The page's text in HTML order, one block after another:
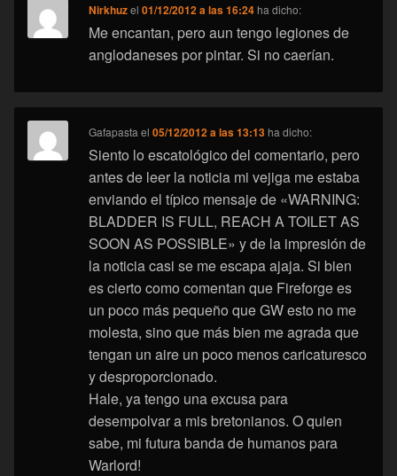
Nirkhuzel01/12/2012 a las 16:24 ha dicho:
Me encantan, pero aun tengo legiones de
anglodaneses por pintar. Si no caerían.
Gafapasta el05/12/2012 a las 13:13 ha dicho:
Siento lo escatológico del comentario, pero
antes de leer la noticia mi vejiga me estaba
enviando el típico mensaje de «WARNING:
BLADDER IS FULL, REACH A TOILET AS
SOON AS POSSIBLE» y de la impresión de
la noticia casi se me escapa ajaja. Si bien
es cierto como comentan que Fireforge es
un poco más pequeño que GW esto no me
molesta, sino que más bien me agrada que
tengan un aire un poco menos caricaturesco
y desproporcionado.
Hale, ya tengo una excusa para
desempolvar a mis bretonianos. O quien
sabe, mi futura banda de humanos para
Warlord!